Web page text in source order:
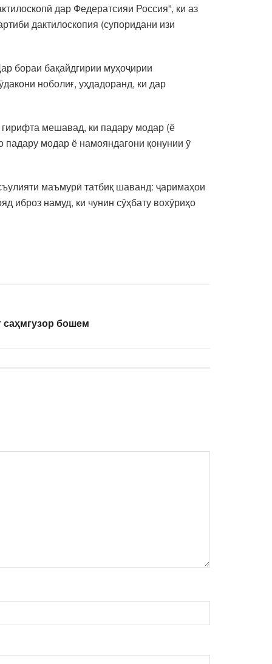
дар Федератсияи Россия”, ки аз
дактилоскопия (супоридани изи
бораи бақайдгирии муҳоҷирии
ноболиғ, уҳдадоранд, ки дар
гирифта мешавад, ки падару модар (ё
модар ё намояндагони қонунии ӯ
маъмурӣ татбиқ шаванд: ҷаримаҳои
иброз намуд, ки чунин сӯҳбату вохӯриҳо
саҳмгузор бошем